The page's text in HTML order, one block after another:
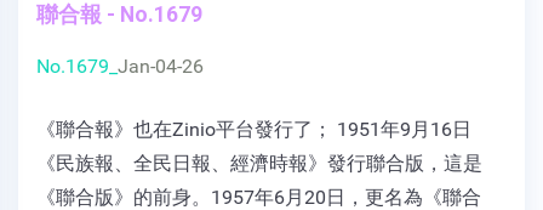
聯合報 - No.1679
No.1679_ Jan-04-26
《聯合報》也在Zinio平台發行了； 1951年9月16日
《民族報、全民日報、經濟時報》發行聯合版，這是
《聯合版》的前身。1957年6月20日，更名為《聯合